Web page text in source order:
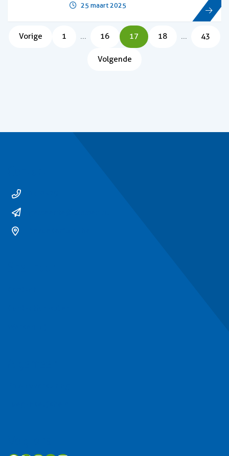
25 maart 2025
Vorige Pagina
1 ... Pagina
16 Pagina
17 Pagina
18 ... Pagina
43
Volgende